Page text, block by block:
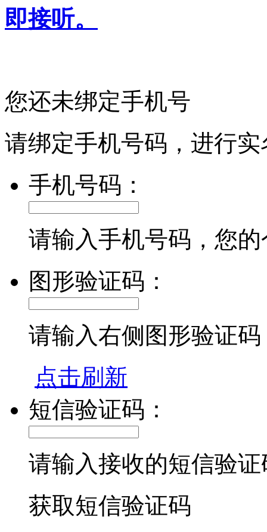
即接听。
您还未绑定手机号
请绑定手机号码，进行
手机号码：
请输入手机号码，您
图形验证码：
请输入右侧图形验证码
点击刷新
短信验证码：
请输入接收的短信验证
获取短信验证码